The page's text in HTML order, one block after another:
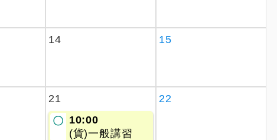
14 15
21
〇 10:00
(貨)一般講習
22